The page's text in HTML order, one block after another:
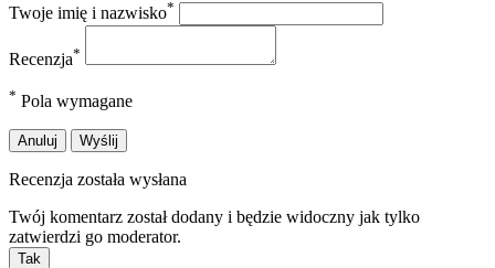
Twoje imię i nazwisko*
Recenzja*
* Pola wymagane
Anuluj Wyślij
Recenzja została wysłana
Twój komentarz został dodany i będzie widoczny jak tylko
zatwierdzi go moderator.
Tak